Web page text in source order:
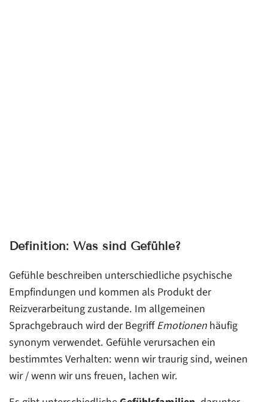
Definition: Was sind Gefühle?
Gefühle beschreiben unterschiedliche psychische
Empfindungen und kommen als Produkt der
Reizverarbeitung zustande. Im allgemeinen
Sprachgebrauch wird der BegriffEmotionenhäufig
synonym verwendet. Gefühle verursachen ein
bestimmtes Verhalten: wenn wir traurig sind, weinen
wir / wenn wir uns freuen, lachen wir.